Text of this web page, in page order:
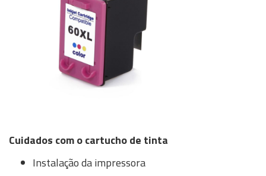
Cuidados com o cartucho de tinta
Instalação da impressora